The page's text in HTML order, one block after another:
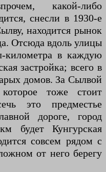
какой-либо
снесли в 1930-е
находится рынок
Отсюда вдоль улицы
километра в каждую
застройка; всего в
домов. За Сылвой
которое тоже стоит
это предместье
дороге, город
будет Кунгурская
совсем рядом с
от него берегу